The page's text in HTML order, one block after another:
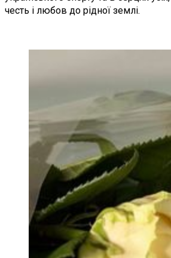
честь і любов до рідної землі.